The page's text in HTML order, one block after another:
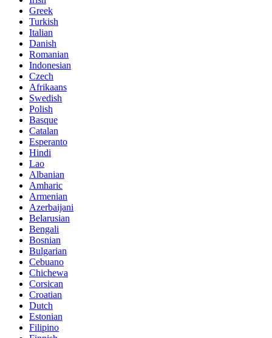
Greek
Turkish
Italian
Danish
Romanian
Indonesian
Czech
Afrikaans
Swedish
Polish
Basque
Catalan
Esperanto
Hindi
Lao
Albanian
Amharic
Armenian
Azerbaijani
Belarusian
Bengali
Bosnian
Bulgarian
Cebuano
Chichewa
Corsican
Croatian
Dutch
Estonian
Filipino